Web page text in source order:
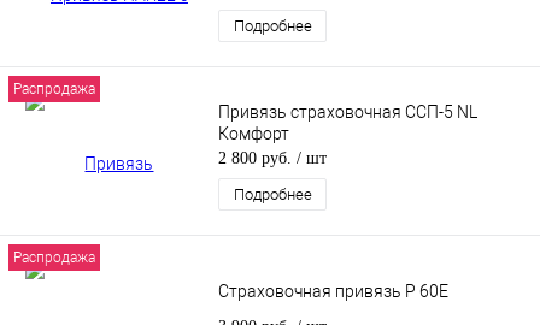
Подробнее
Распродажа
Привязь страховочная ССП-5 NL
Комфорт
2 800 руб. / шт
Подробнее
Распродажа
Страховочная привязь P 60E